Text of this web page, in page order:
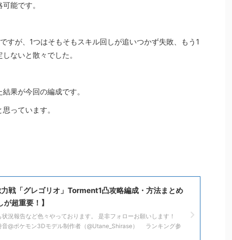
能です。
すが、1つはそもそもスキル回しが追いつかず失敗、もう1
ないと散々でした。
果が今回の編成です。
っています。
力戦「グレゴリオ」Torment1凸攻略編成・方法まとめ
超重要！】
況報告など色々やっております。 是非フォローお願いします！
@ポケモン3Dモデル制作者（@Utane_Shirase） ランキング参